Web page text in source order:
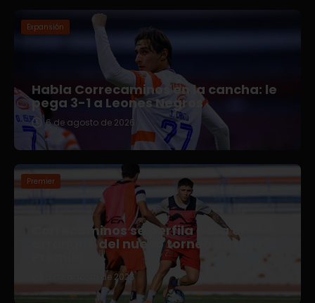
Expansión
Habla Correcaminos en la cancha: le
pega 3-1 a Leones Negros
6 de agosto de 2026
Premier
Correcaminos se perfila para el
arranque del nuevo torneo en Liga
5 de agosto de 2026